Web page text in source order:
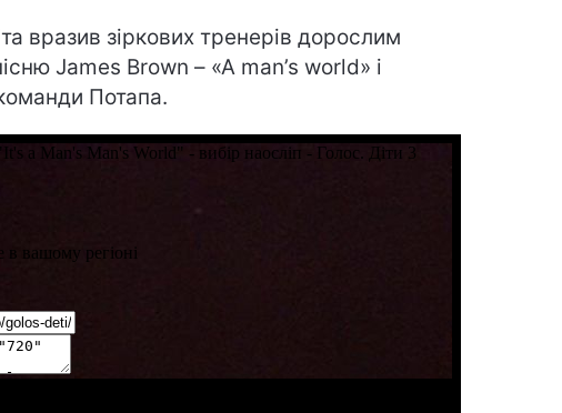
вразив зіркових тренерів дорослим
James Brown – «A man’s world» і
Потапа.